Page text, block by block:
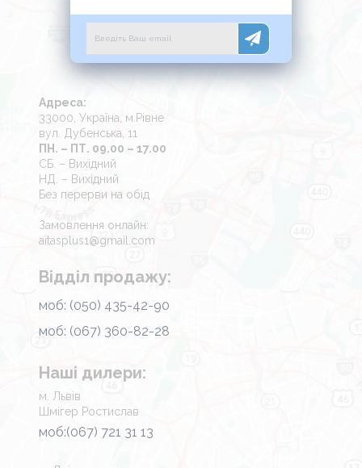
Адреса:
33000, Україна, м.Рівне
вул. Дубенська, 11
ПН. – ПТ. 09.00 – 17.00
СБ. – Вихідний
НД. – Вихідний
Без перерви на обід
Замовлення онлайн:
aitasplus1@gmail.com
Відділ продажу:
моб: (050) 435-42-90
моб: (067) 360-82-28
Наші дилери:
м. Львів
Шмігер Ростислав
моб:(067) 721 31 13